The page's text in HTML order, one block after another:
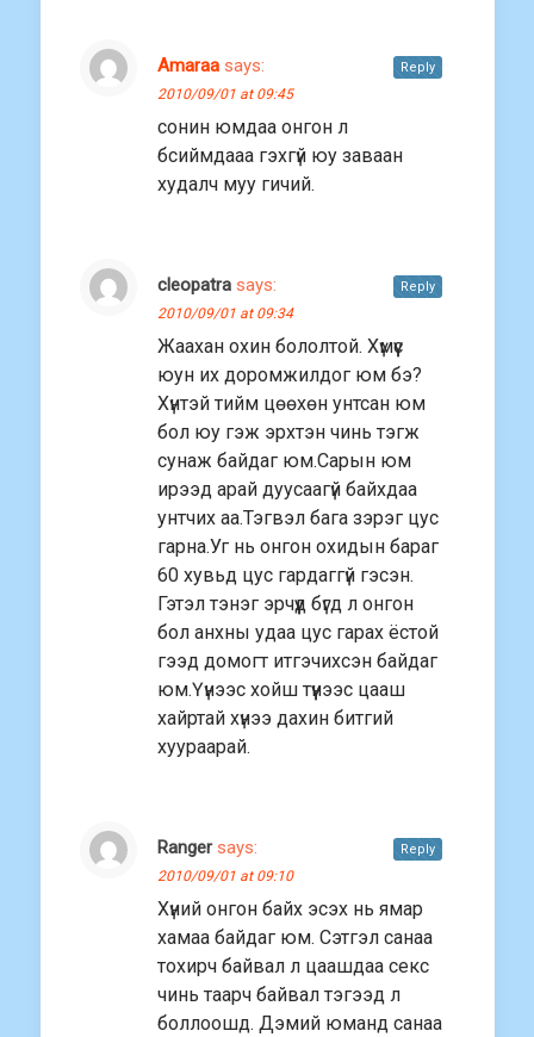
Amaraa says:
2010/09/01 at 09:45
сонин юмдаа онгон л
бсиймдааа гэхгүй юу заваан
худалч муу гичий.
Reply
cleopatra says:
2010/09/01 at 09:34
Жаахан охин бололтой. Хүмүүс
юун их доромжилдог юм бэ?
Хүнтэй тийм цөөхөн унтсан юм
бол юу гэж эрхтэн чинь тэгж
сунаж байдаг юм.Сарын юм
ирээд арай дуусаагүй байхдаа
унтчих аа.Тэгвэл бага зэрэг цус
гарна.Уг нь онгон охидын бараг
60 хувьд цус гардаггүй гэсэн.
Гэтэл тэнэг эрчүүд бүгд л онгон
бол анхны удаа цус гарах ёстой
гээд домогт итгэчихсэн байдаг
юм.Үүнээс хойш түүнээс цааш
хайртай хүнээ дахин битгий
хуураарай.
Reply
Ranger says:
2010/09/01 at 09:10
Хүний онгон байх эсэх нь ямар
хамаа байдаг юм. Сэтгэл санаа
тохирч байвал л цаашдаа секс
чинь таарч байвал тэгээд л
боллоошд. Дэмий юманд санаа
Reply